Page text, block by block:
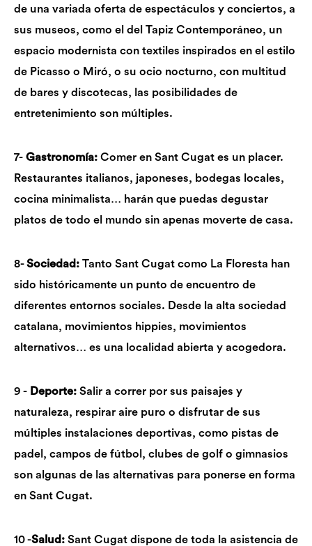
de una variada oferta de espectáculos y conciertos, a
sus museos, como el del Tapiz Contemporáneo, un
espacio modernista con textiles inspirados en el estilo
de Picasso o Miró, o su ocio nocturno, con multitud
de bares y discotecas, las posibilidades de
entretenimiento son múltiples.
7- Gastronomía: Comer en Sant Cugat es un placer.
Restaurantes italianos, japoneses, bodegas locales,
cocina minimalista… harán que puedas degustar
platos de todo el mundo sin apenas moverte de casa.
8-Sociedad: Tanto Sant Cugat como La Floresta han
sido históricamente un punto de encuentro de
diferentes entornos sociales. Desde la alta sociedad
catalana, movimientos hippies, movimientos
alternativos… es una localidad abierta y acogedora.
9 - Deporte: Salir a correr por sus paisajes y
naturaleza, respirar aire puro o disfrutar de sus
múltiples instalaciones deportivas, como pistas de
padel, campos de fútbol, clubes de golf o gimnasios
son algunas de las alternativas para ponerse en forma
en Sant Cugat.
10 -Salud: Sant Cugat dispone de toda la asistencia de